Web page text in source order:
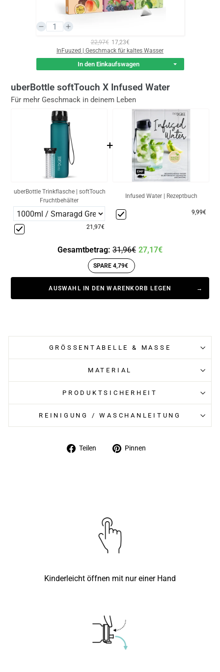
22,97€ 17,23€
InFuuzed | Geschmack für kaltes Wasser
In den Einkaufswagen
uberBottle softTouch X Infused Water
Für mehr Geschmack in deinem Leben
uberBottle Trinkflasche | softTouch
Fruchtbehälter
21,97€
+
Infused Water | Rezeptbuch
9,99€
Gesamtbetrag: 31,96€ 27,17€
SPARE 4,79€
AUSWAHL IN DEN WARENKORB LEGEN
GRÖSSENTABELLE & MASSE
MATERIAL
PRODUKTSICHERHEIT
REINIGUNG / WASCHANLEITUNG
Teilen
Auf
Pinnen
Kinderleicht öffnen mit nur einer Hand